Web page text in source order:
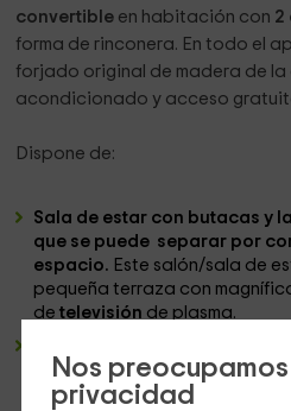
Nos
privacidad
convertible en habitación con 2
forma de rinconera. En todo el
forjado original de madera de la
acondicionado y acceso
Dispone de:
Sala de estar con butacas y
que se puede separar por
espacio. Este salón/sala de
pequeña terraza con
de televisión de plasma.
con electrodomésticos y
necesidades de los alojados.